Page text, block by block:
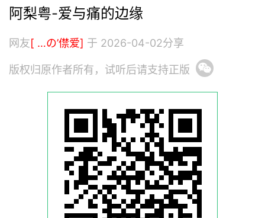
阿梨粤-爱与痛的边缘
网友[ …の’僸爱] 于 2026-04-02分享
版权归原作者所有，试听后请支持正版